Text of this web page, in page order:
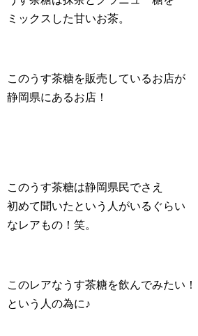
ミックスした甘いお茶。
このうす茶糖を販売しているお店が
静岡県にあるお店！
このうす茶糖は静岡県民でさえ
初めて聞いたという人がいるぐらい
なレアもの！笑。
このレアなうす茶糖を飲んでみたい！
という人の為に♪